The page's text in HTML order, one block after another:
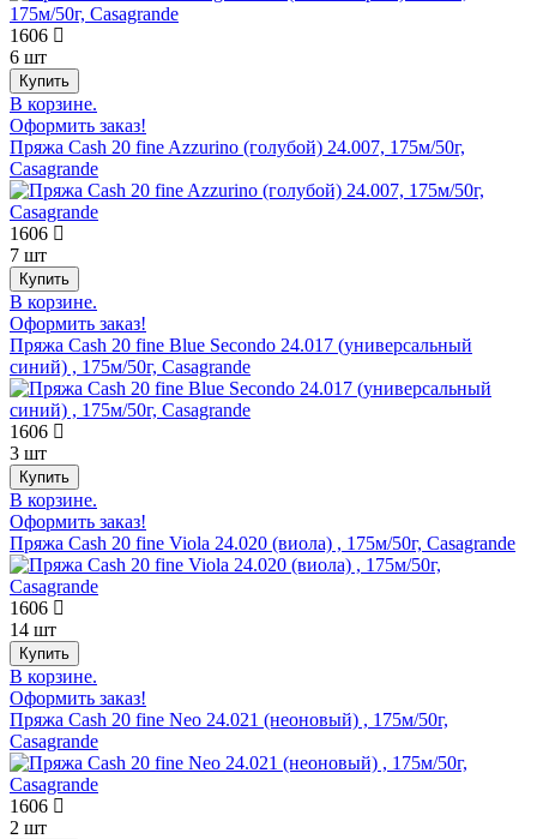
1606
6 шт
В корзине.
Оформить заказ!
Пряжа Cash 20 fine Azzurino (голубой) 24.007, 175м/50г,
Casagrande
1606
7 шт
В корзине.
Оформить заказ!
Пряжа Cash 20 fine Blue Secondo 24.017 (универсальный
синий) , 175м/50г, Casagrande
1606
3 шт
В корзине.
Оформить заказ!
Пряжа Cash 20 fine Viola 24.020 (виола) , 175м/50г, Casagrande
1606
14 шт
В корзине.
Оформить заказ!
Пряжа Cash 20 fine Neo 24.021 (неоновый) , 175м/50г,
Casagrande
1606
2 шт